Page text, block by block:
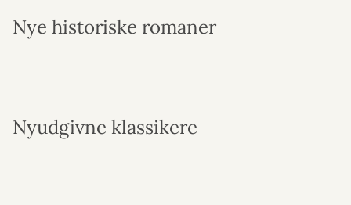
Nye historiske romaner
Nyudgivne klassikere